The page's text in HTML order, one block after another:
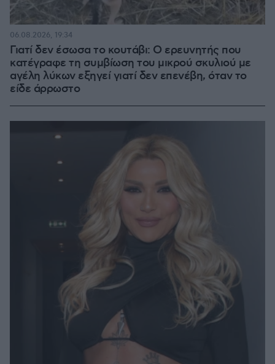
Γιατί δεν έσωσα το κουτάβι: Ο ερευνητής που
κατέγραφε τη συμβίωση του μικρού σκυλιού με
αγέλη λύκων εξηγεί γιατί δεν επενέβη, όταν το
είδε άρρωστο
06.08.2026, 19:34